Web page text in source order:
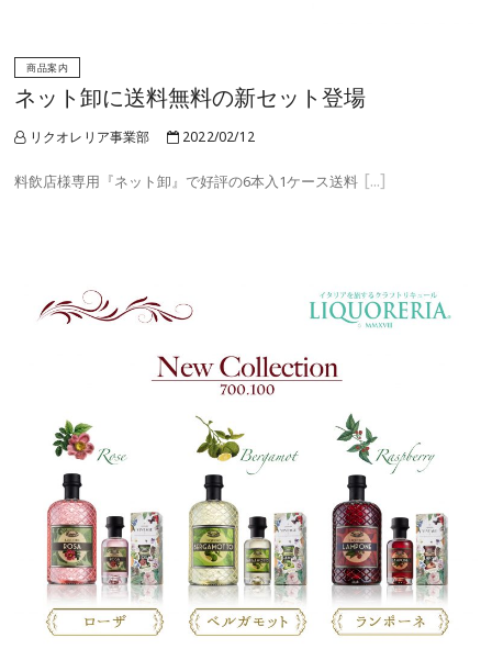
商品案内
ネット卸に送料無料の新セット登場
リクオレリア事業部 2022/02/12
料飲店様専用『ネット卸』で好評の6本入1ケース送料